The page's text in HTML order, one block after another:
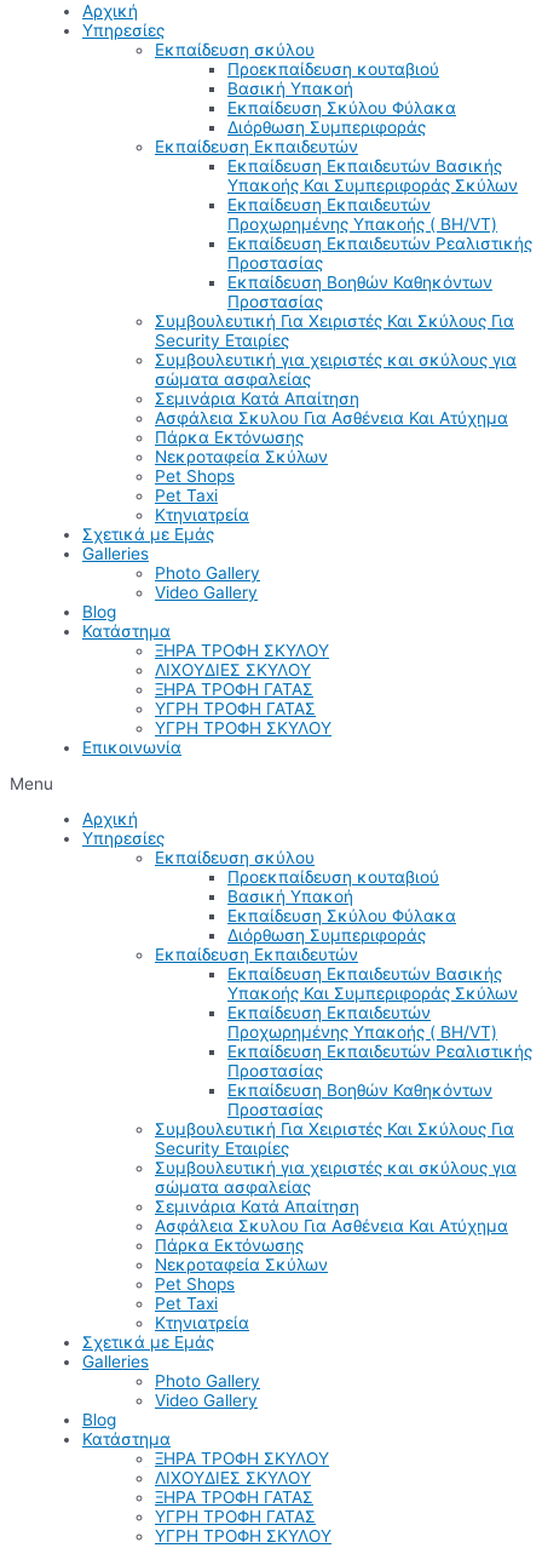
Αρχική
Υπηρεσίες
Εκπαίδευση σκύλου
Προεκπαίδευση κουταβιού
Βασική Υπακοή
Εκπαίδευση Σκύλου Φύλακα
Διόρθωση Συμπεριφοράς
Εκπαίδευση Εκπαιδευτών
Εκπαίδευση Εκπαιδευτών Βασικής
Υπακοής Και Συμπεριφοράς Σκύλων
Εκπαίδευση Εκπαιδευτών
Προχωρημένης Υπακοής ( BH/VT)
Εκπαίδευση Εκπαιδευτών Ρεαλιστικής
Προστασίας
Εκπαίδευση Βοηθών Καθηκόντων
Προστασίας
Συμβουλευτική Για Χειριστές Και Σκύλους Για
Security Εταιρίες
Συμβουλευτική για χειριστές και σκύλους για
σώματα ασφαλείας
Σεμινάρια Κατά Απαίτηση
Ασφάλεια Σκυλου Για Ασθένεια Και Ατύχημα
Πάρκα Εκτόνωσης
Νεκροταφεία Σκύλων
Pet Shops
Pet Taxi
Κτηνιατρεία
Σχετικά με Εμάς
Galleries
Photo Gallery
Video Gallery
Blog
Κατάστημα
ΞΗΡΑ ΤΡΟΦΗ ΣΚΥΛΟΥ
ΛΙΧΟΥΔΙΕΣ ΣΚΥΛΟΥ
ΞΗΡΑ ΤΡΟΦΗ ΓΑΤΑΣ
ΥΓΡΗ ΤΡΟΦΗ ΓΑΤΑΣ
ΥΓΡΗ ΤΡΟΦΗ ΣΚΥΛΟΥ
Επικοινωνία
Menu
Αρχική
Υπηρεσίες
Εκπαίδευση σκύλου
Προεκπαίδευση κουταβιού
Βασική Υπακοή
Εκπαίδευση Σκύλου Φύλακα
Διόρθωση Συμπεριφοράς
Εκπαίδευση Εκπαιδευτών
Εκπαίδευση Εκπαιδευτών Βασικής
Υπακοής Και Συμπεριφοράς Σκύλων
Εκπαίδευση Εκπαιδευτών
Προχωρημένης Υπακοής ( BH/VT)
Εκπαίδευση Εκπαιδευτών Ρεαλιστικής
Προστασίας
Εκπαίδευση Βοηθών Καθηκόντων
Προστασίας
Συμβουλευτική Για Χειριστές Και Σκύλους Για
Security Εταιρίες
Συμβουλευτική για χειριστές και σκύλους για
σώματα ασφαλείας
Σεμινάρια Κατά Απαίτηση
Ασφάλεια Σκυλου Για Ασθένεια Και Ατύχημα
Πάρκα Εκτόνωσης
Νεκροταφεία Σκύλων
Pet Shops
Pet Taxi
Κτηνιατρεία
Σχετικά με Εμάς
Galleries
Photo Gallery
Video Gallery
Blog
Κατάστημα
ΞΗΡΑ ΤΡΟΦΗ ΣΚΥΛΟΥ
ΛΙΧΟΥΔΙΕΣ ΣΚΥΛΟΥ
ΞΗΡΑ ΤΡΟΦΗ ΓΑΤΑΣ
ΥΓΡΗ ΤΡΟΦΗ ΓΑΤΑΣ
ΥΓΡΗ ΤΡΟΦΗ ΣΚΥΛΟΥ